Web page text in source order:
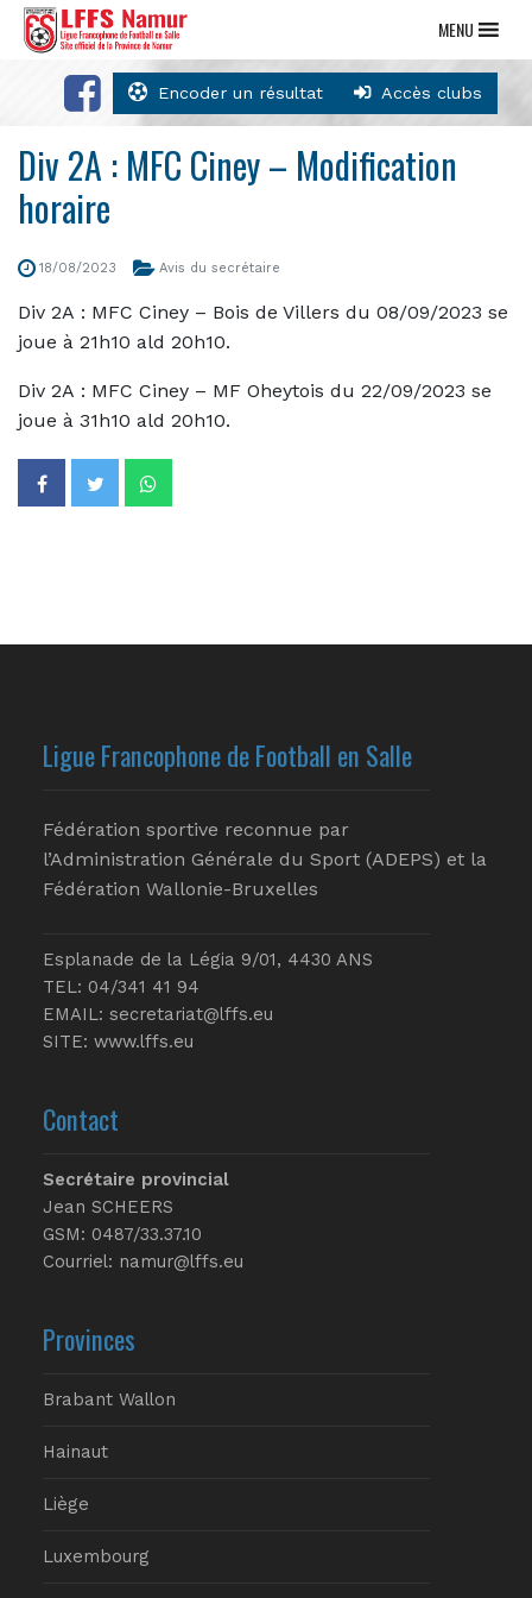
Encoder un résultat Accès clubs
MENU
Div 2A : MFC Ciney – Modification
horaire
18/08/2023 Avis du secrétaire
Div 2A : MFC Ciney – Bois de Villers du 08/09/2023 se
joue à 21h10 ald 20h10.
Div 2A : MFC Ciney – MF Oheytois du 22/09/2023 se
joue à 31h10 ald 20h10.
Ligue Francophone de Football en Salle
Fédération sportive reconnue par
l’Administration Générale du Sport (ADEPS) et la
Fédération Wallonie-Bruxelles
Esplanade de la Légia 9/01, 4430 ANS
TEL: 04/341 41 94
EMAIL: secretariat@lffs.eu
SITE: www.lffs.eu
Contact
Secrétaire provincial
Jean SCHEERS
GSM: 0487/33.37.10
Courriel: namur@lffs.eu
Provinces
Brabant Wallon
Hainaut
Liège
Luxembourg